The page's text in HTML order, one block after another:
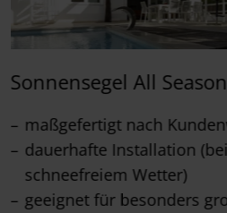
Sonnensegel All Season
maßgefertigt nach
dauerhafte Installation (bei
schneefreiem Wetter)
geeignet für besonders